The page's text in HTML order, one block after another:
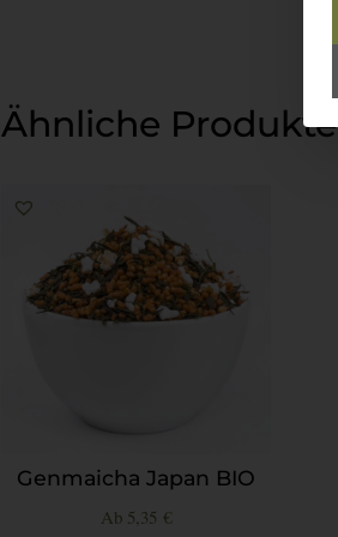
Ähnliche Produkte
Genmaicha Japan BIO
Ab 5,35 €